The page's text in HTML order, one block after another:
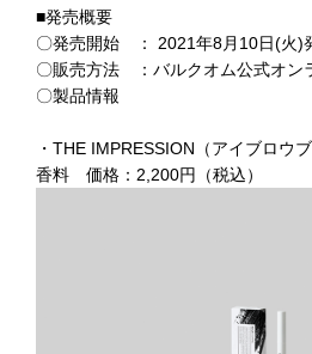
■発売概要
〇発売開始 ： 2021年8月10日(火)
〇販売方法 ：バルクオム公式オン
〇製品情報
・THE IMPRESSION（アイブロ
香料 価格：2,200円（税込）